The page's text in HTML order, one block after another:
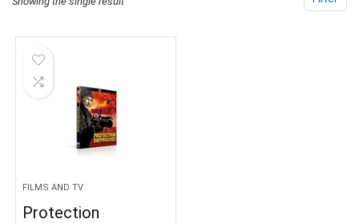
FILMS AND TV
Protection